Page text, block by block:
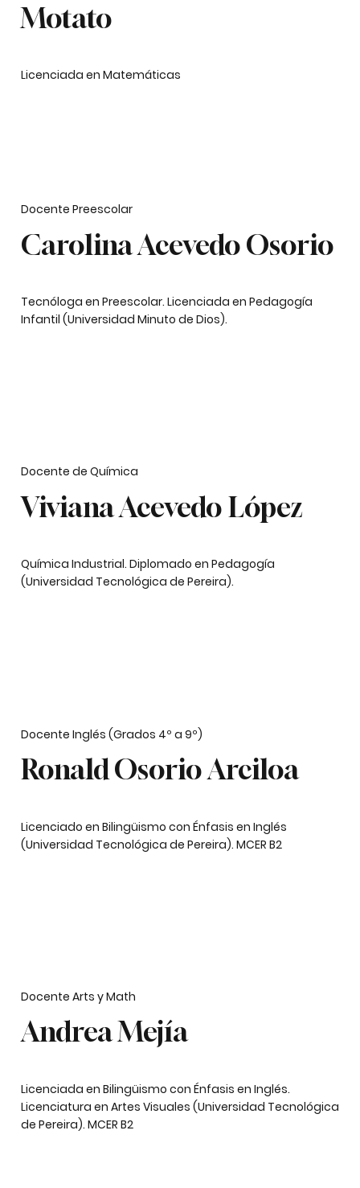
Motato
Licenciada en Matemáticas
Docente Preescolar
Carolina Acevedo Osorio
Tecnóloga en Preescolar. Licenciada en Pedagogía
Infantil (Universidad Minuto de Dios).
Docente de Química
Viviana Acevedo López
Química Industrial. Diplomado en Pedagogía
(Universidad Tecnológica de Pereira).
Docente Inglés (Grados 4º a 9º)
Ronald Osorio Arciloa
Licenciado en Bilingüismo con Énfasis en Inglés
(Universidad Tecnológica de Pereira). MCER B2
Docente Arts y Math
Andrea Mejía
Licenciada en Bilingüismo con Énfasis en Inglés.
Licenciatura en Artes Visuales (Universidad Tecnológica
de Pereira). MCER B2